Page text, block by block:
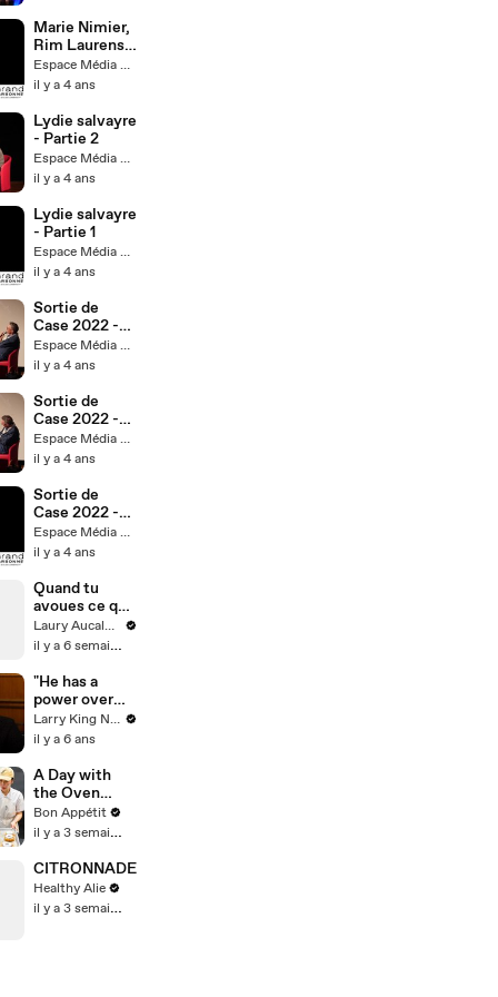
Marie Nimier,
Rim Laurens
& The Blue
Code - Partie 1
Espace Média Grand Narbonne
il y a 4 ans
Lydie salvayre
- Partie 2
Espace Média Grand Narbonne
il y a 4 ans
Lydie salvayre
- Partie 1
Espace Média Grand Narbonne
il y a 4 ans
Sortie de
Case 2022 -
Partie 3
Espace Média Grand Narbonne
il y a 4 ans
Sortie de
Case 2022 -
Partie 2
Espace Média Grand Narbonne
il y a 4 ans
Sortie de
Case 2022 -
Partie 1
Espace Média Grand Narbonne
il y a 4 ans
Quand tu
avoues ce que
tu as fais Laury Aucalme
il y a 6 semaines
"He has a
power over
the audience":
Ben Schwartz
"magnificent"
Jim Carrey
Larry King Now on Ora.TV
il y a 6 ans
A Day with
the Oven
Master at San
Francisco's
Bon Appétit
il y a 3 semaines
CITRONNADE
Healthy Alie
il y a 3 semaines